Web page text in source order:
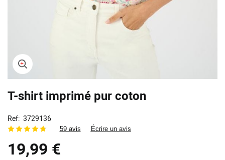
to
the
beginning
of
the
images
gallery
T-shirt imprimé pur coton
Ref 3729136
59 avis Écrire un avis
19,99 €